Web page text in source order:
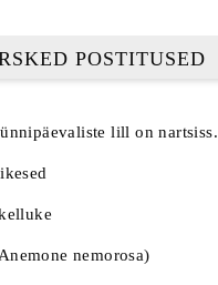
POSTITUSED
lill on nartsiss.
nemorosa)